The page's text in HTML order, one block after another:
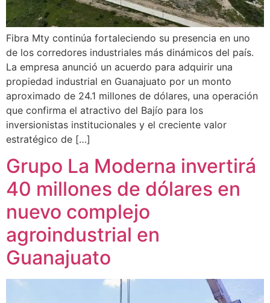
Fibra Mty continúa fortaleciendo su presencia en uno
de los corredores industriales más dinámicos del país.
La empresa anunció un acuerdo para adquirir una
propiedad industrial en Guanajuato por un monto
aproximado de 24.1 millones de dólares, una operación
que confirma el atractivo del Bajío para los
inversionistas institucionales y el creciente valor
estratégico de […]
Grupo La Moderna invertirá
40 millones de dólares en
nuevo complejo
agroindustrial en
Guanajuato